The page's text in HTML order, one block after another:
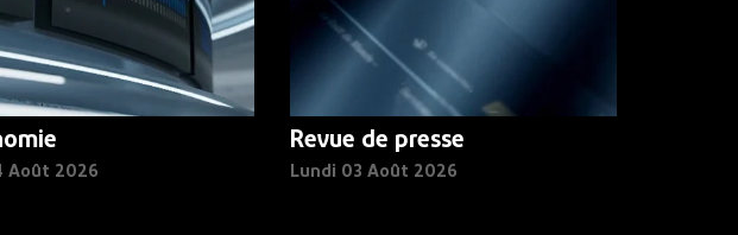
Août 2026
Revue de presse
Lundi 03 Août 2026